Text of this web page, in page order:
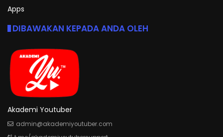
Apps
DIBAWAKAN KEPADA ANDA OLEH
Akademi Youtuber
admin@akademiyoutuber.com